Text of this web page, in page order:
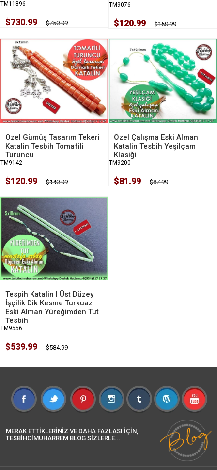
TM11896
$730.99 $750.99
TM9076
$120.99 $150.99
Özel Gümüş Tasarım Tekeri
Katalin Tesbih Tomafili
Turuncu
TM9142
$120.99 $140.99
Özel Çalışma Eski Alman
Katalin Tesbih Yeşilçam
Klasiği
TM9200
$81.99 $87.99
Tespih Katalin I Üst Düzey
İşçilik Dik Kesme Turkuaz
Eski Alman Yüreğimden Tut
Tesbih
TM9556
$539.99 $584.99
MERAK ETTİKLERİNİZ VE DAHA FAZLASI İÇİN,
TESBİHCİMUHARREM BLOG SİZLERLE...